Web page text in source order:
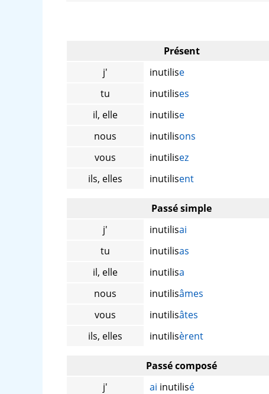
Présent
j'
inutilise
tu
inutilises
il, elle
inutilise
nous
inutilisons
vous
inutilisez
ils, elles
inutilisent
Passé simple
j'
inutilisai
tu
inutilisas
il, elle
inutilisa
nous
inutilisâmes
vous
inutilisâtes
ils, elles
inutilisèrent
Passé composé
j'
ai inutilisé